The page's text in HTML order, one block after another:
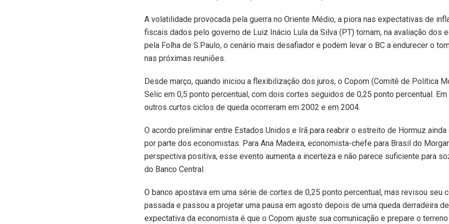
A volatilidade provocada pela guerra no Oriente Médio, a piora nas expectativas de
fiscais dados pelo governo de Luiz Inácio Lula da Silva (PT) tornam, na avaliação dos
pela Folha de S.Paulo, o cenário mais desafiador e podem levar o BC a endurecer o
nas próximas reuniões.
Desde março, quando iniciou a flexibilização dos juros, o Copom (Comitê de Política
Selic em 0,5 ponto percentual, com dois cortes seguidos de 0,25 ponto percentual.
outros curtos ciclos de queda ocorreram em 2002 e em 2004.
O acordo preliminar entre Estados Unidos e Irã para reabrir o estreito de Hormuz
por parte dos economistas. Para Ana Madeira, economista-chefe para Brasil do
perspectiva positiva, esse evento aumenta a incerteza e não parece suficiente para
do Banco Central.
O banco apostava em uma série de cortes de 0,25 ponto percentual, mas revisou seu
passada e passou a projetar uma pausa em agosto depois de uma queda derradeira
expectativa da economista é que o Copom ajuste sua comunicação e prepare o